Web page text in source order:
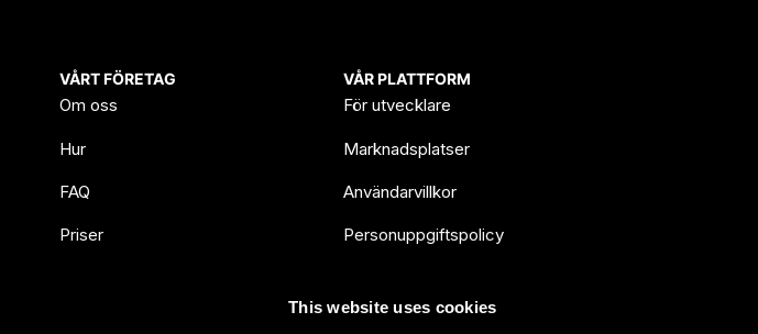
This website uses cookies
VÅRT FÖRETAG
Om oss
Hur
FAQ
Priser
VÅR PLATTFORM
För utvecklare
Marknadsplatser
Användarvillkor
Personuppgiftspolicy